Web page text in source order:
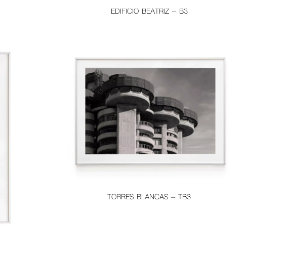
EDIFICIO BEATRIZ – B3
TORRES BLANCAS – TB3